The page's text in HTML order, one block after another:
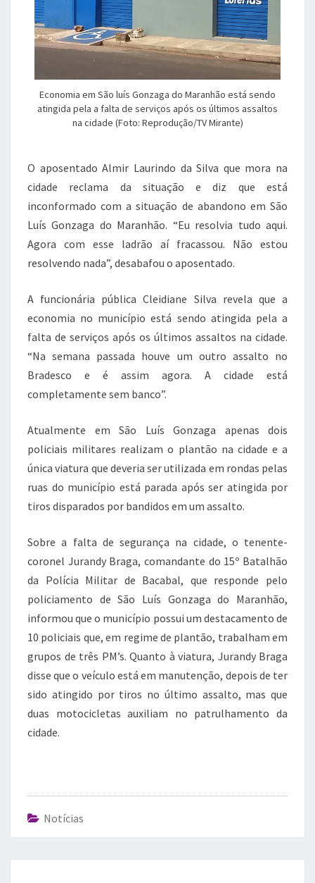
Economia em São luís Gonzaga do Maranhão está sendo
atingida pela a falta de serviços após os últimos assaltos
na cidade (Foto: Reprodução/TV Mirante)
O aposentado Almir Laurindo da Silva que mora na
cidade reclama da situação e diz que está
inconformado com a situação de abandono em São
Luís Gonzaga do Maranhão. “Eu resolvia tudo aqui.
Agora com esse ladrão aí fracassou. Não estou
resolvendo nada”, desabafou o aposentado.
A funcionária pública Cleidiane Silva revela que a
economia no município está sendo atingida pela a
falta de serviços após os últimos assaltos na cidade.
“Na semana passada houve um outro assalto no
Bradesco e é assim agora. A cidade está
completamente sem banco”.
Atualmente em São Luís Gonzaga apenas dois
policiais militares realizam o plantão na cidade e a
única viatura que deveria ser utilizada em rondas pelas
ruas do município está parada após ser atingida por
tiros disparados por bandidos em um assalto.
Sobre a falta de segurança na cidade, o tenente-
coronel Jurandy Braga, comandante do 15º Batalhão
da Polícia Militar de Bacabal, que responde pelo
policiamento de São Luís Gonzaga do Maranhão,
informou que o município possui um destacamento de
10 policiais que, em regime de plantão, trabalham em
grupos de três PM’s. Quanto à viatura, Jurandy Braga
disse que o veículo está em manutenção, depois de ter
sido atingido por tiros no último assalto, mas que
duas motocicletas auxiliam no patrulhamento da
cidade.
Notícias